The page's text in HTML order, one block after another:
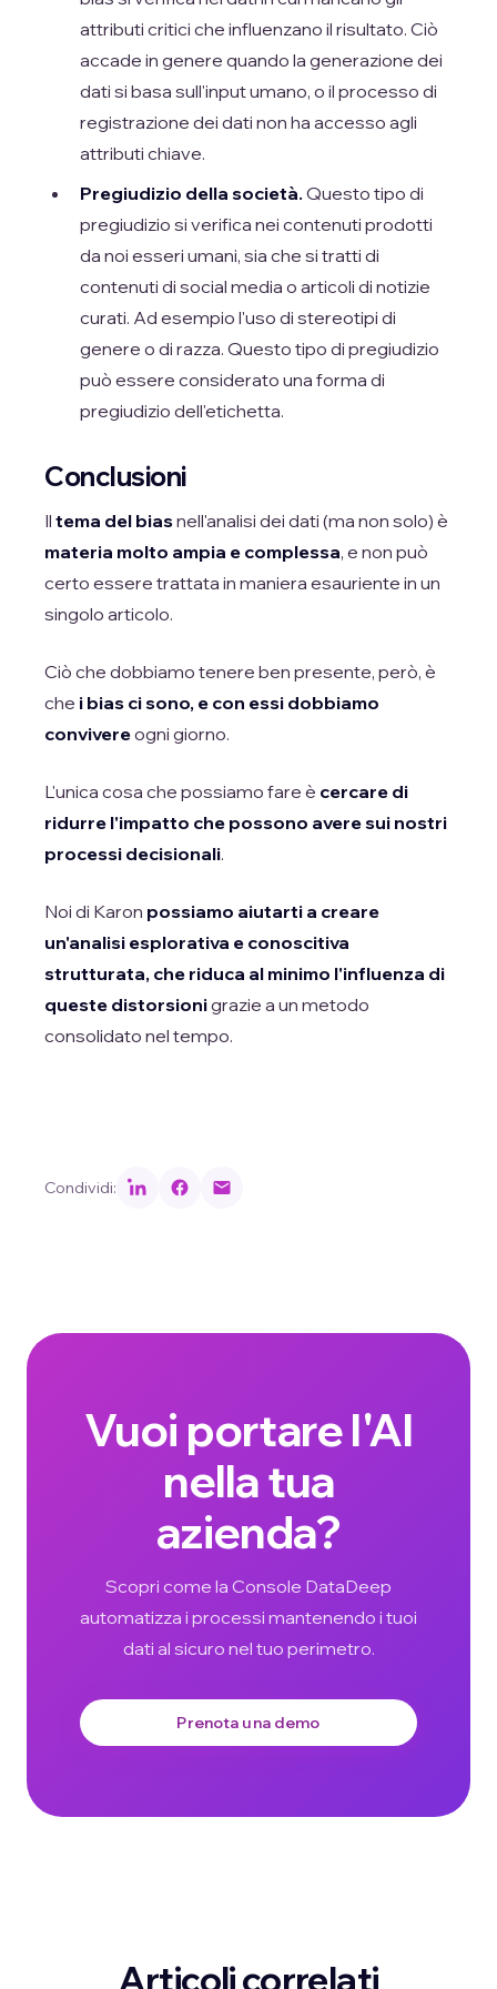
attributi critici che influenzano il risultato. Ciò
accade in genere quando la generazione dei
dati si basa sull'input umano, o il processo di
registrazione dei dati non ha accesso agli
attributi chiave.
Pregiudizio della società. Questo tipo di
pregiudizio si verifica nei contenuti prodotti
da noi esseri umani, sia che si tratti di
contenuti di social media o articoli di notizie
curati. Ad esempio l'uso di stereotipi di
genere o di razza. Questo tipo di pregiudizio
può essere considerato una forma di
pregiudizio dell'etichetta.
Conclusioni
Il tema del biasnell'analisi dei dati (ma non solo) è
materia molto ampia e complessa, e non può
certo essere trattata in maniera esauriente in un
singolo articolo.
Ciò che dobbiamo tenere ben presente, però, è
che i bias ci sono, e con essi dobbiamo
convivereogni giorno.
L'unica cosa che possiamo fare è cercare di
ridurre l'impatto che possono avere sui nostri
processi decisionali.
Noi di Karon possiamo aiutarti a creare
un'analisi esplorativa e conoscitiva
strutturata, che riduca al minimo l'influenza di
queste distorsionigrazie a un metodo
consolidato nel tempo.
Condividi:
Vuoi portare l'AI
nella tua
azienda?
Scopri come la Console DataDeep
automatizza i processi mantenendo i tuoi
dati al sicuro nel tuo perimetro.
Prenota una demo
Articoli correlati